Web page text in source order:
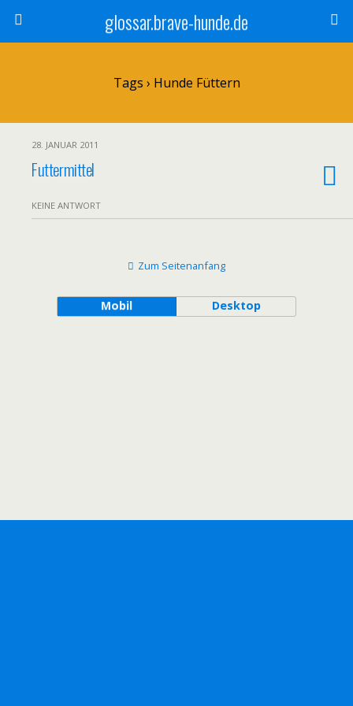
glossar.brave-hunde.de
Tags › Hunde Füttern
28. JANUAR 2011
Futtermittel
KEINE ANTWORT
Zum Seitenanfang
Mobil Desktop